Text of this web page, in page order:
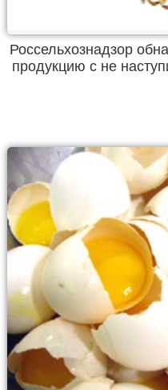
Россельхознадзор
продукцию с не